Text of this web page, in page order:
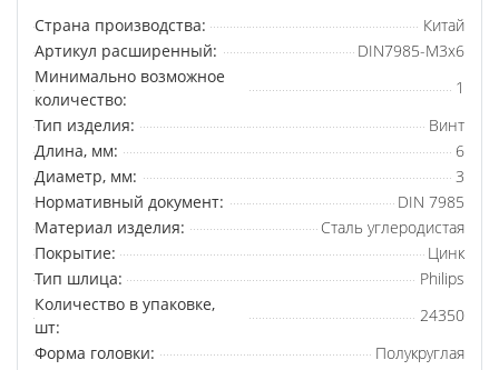
Страна производства:
Китай
Артикул расширенный:
DIN7985-М3х6
Минимально возможное
количество:
1
Тип изделия:
Винт
Длина, мм:
6
Диаметр, мм:
3
Нормативный документ:
DIN 7985
Материал изделия:
Сталь углеродистая
Покрытие:
Цинк
Тип шлица:
Philips
Количество в упаковке,
шт:
24350
Форма головки:
Полукруглая